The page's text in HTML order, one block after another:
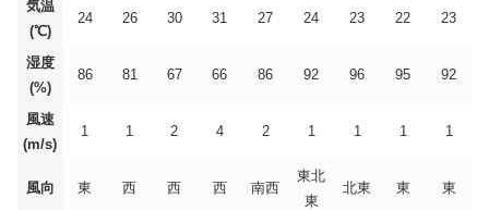
気温
(℃)
24 26 30 31 27 24 23 22 23
湿度
(%)
86 81 67 66 86 92 96 95 92
風速
(m/s)
1 1 2 4 2 1 1 1 1
風向 東 西 西 西 南西
東北
東
北東 東 東